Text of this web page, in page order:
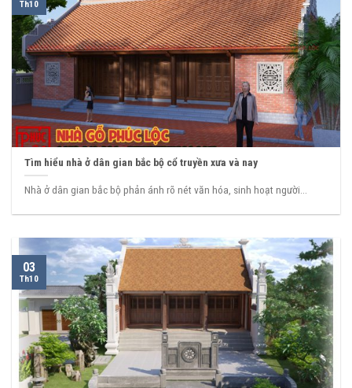
Tìm hiểu nhà ở dân gian bắc bộ cổ truyền xưa và nay
Nhà ở dân gian bắc bộ phản ánh rõ nét văn hóa, sinh hoạt người...
Th10
03
Th10